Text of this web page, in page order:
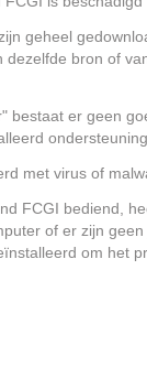
geheel
dezelfde bron of
bestaat er geen
met virus of
FCGI bediend,
of er zijn geen
om het